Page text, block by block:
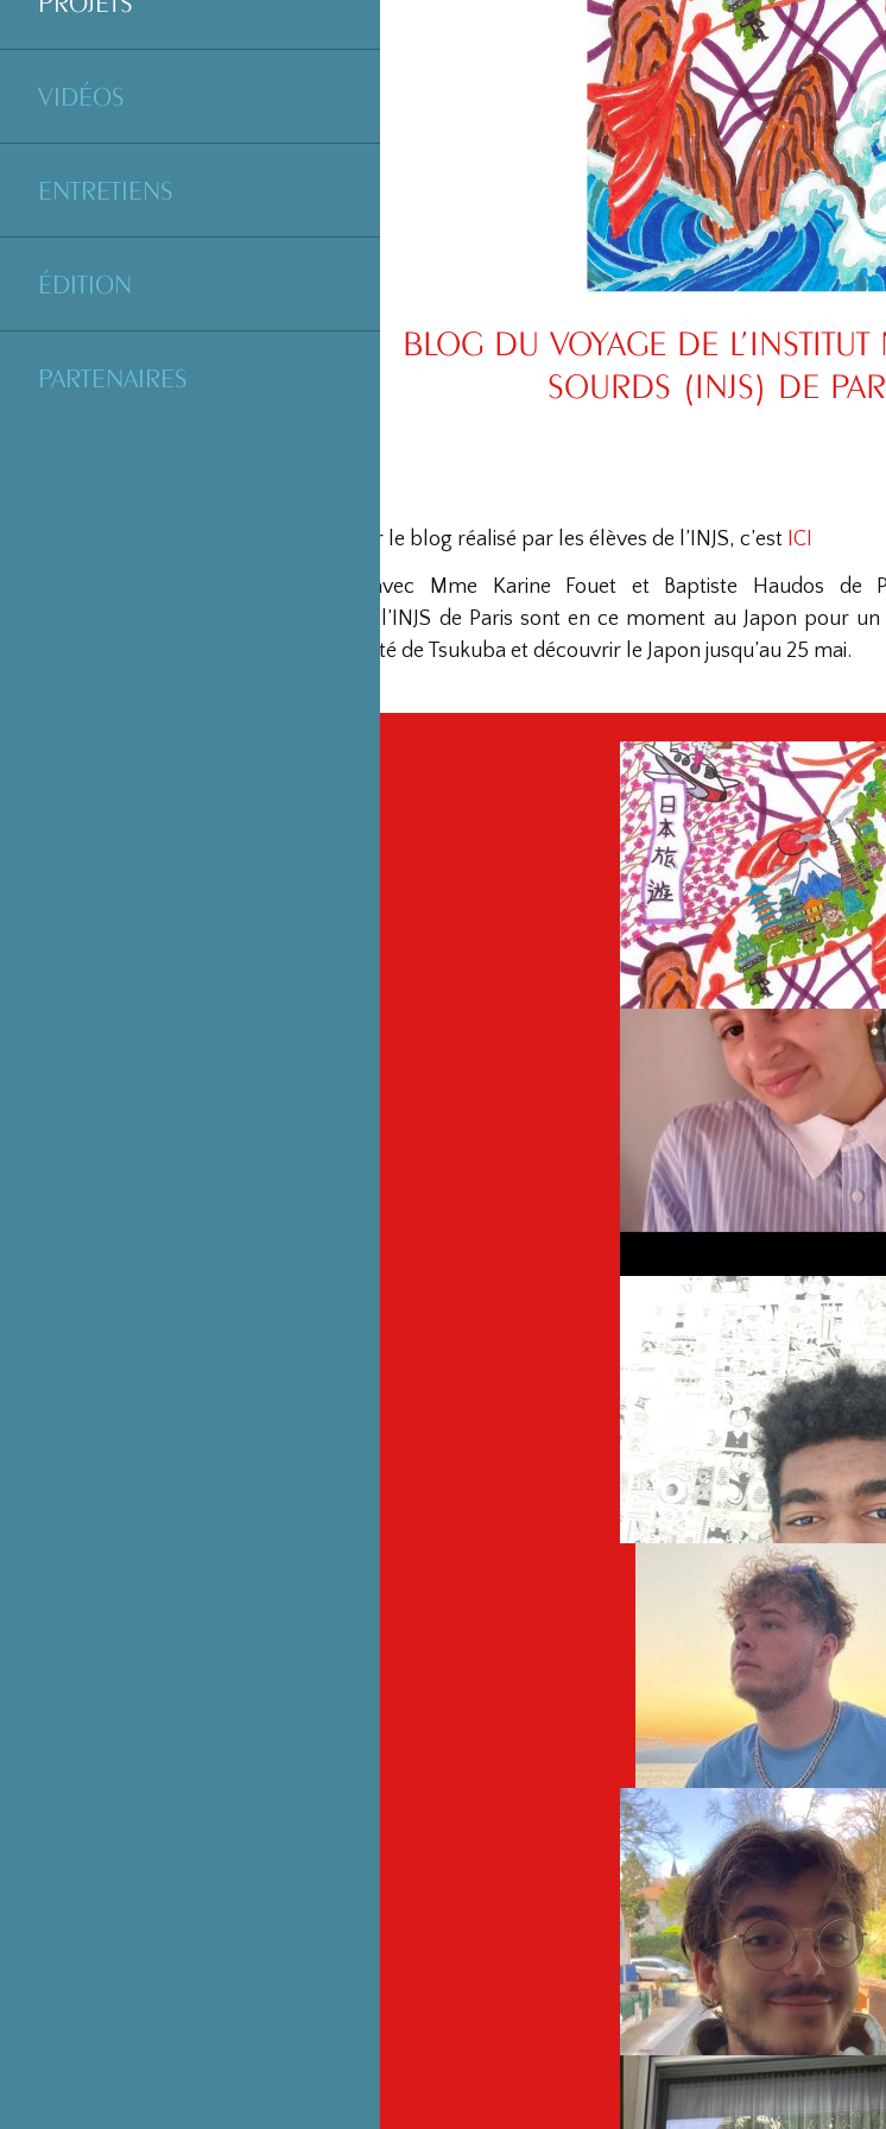
VIDÉOS
ENTRETIENS
ÉDITION
PARTENAIRES
BLOG DU VOYAGE DE
SOURDS (INJS) DE
Pour consulter le blog réalisé par les élèves de l’INJS, c’est ICI
Les élèves, avec Mme Karine Fouet et Baptiste Haudos de
professeurs à l’INJS de Paris sont en ce moment au Japon pour un
avec l’Université de Tsukuba et découvrir le Japon jusqu’au 25 mai.